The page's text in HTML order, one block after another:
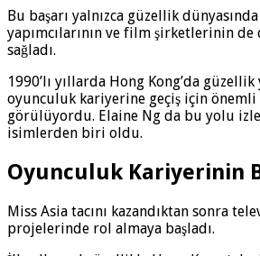
Bu başarı yalnızca güzellik
yapımcılarının ve film şirketlerinin
sağladı.
1990’lı yıllarda Hong Kong’da güzellik
oyunculuk kariyerine geçiş için
görülüyordu. Elaine Ng da bu yolu
isimlerden biri oldu.
Oyunculuk Kariyerinin
Miss Asia tacını kazandıktan sonra
projelerinde rol almaya başladı.